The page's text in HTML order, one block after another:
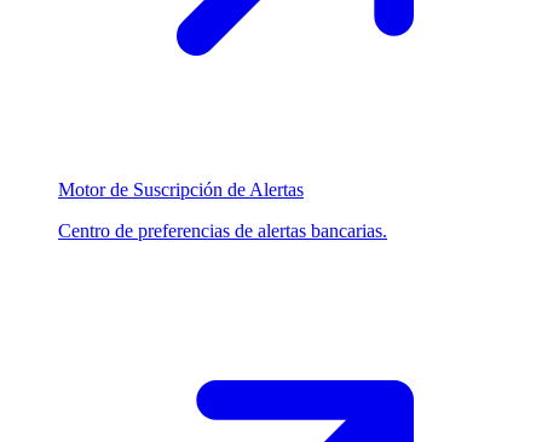
Motor de Suscripción de Alertas
Centro de preferencias de alertas bancarias.